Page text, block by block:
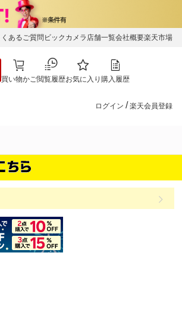
くあるご質問 ビックカメラ店舗一覧会社概要楽天市場
買い物かご閲覧履歴お気に入り 購入履歴
ログイン / 楽天会員登録